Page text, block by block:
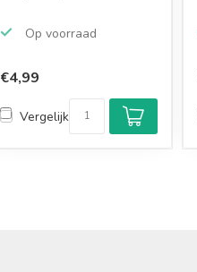
Op voorraad
€4,99
Vergelijk